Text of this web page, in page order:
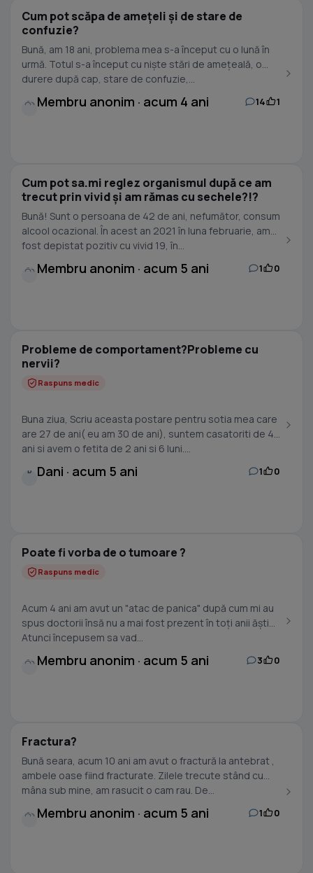
Cum pot scăpa de amețeli și de stare de
confuzie?
Bună, am 18 ani, problema mea s-a început cu o lună în
urmă. Totul s-a început cu niște stări de amețeală, o
durere după cap, stare de confuzie,...
Membru anonim · acum 4 ani 14 1
Cum pot sa.mi reglez organismul după ce am
trecut prin vivid și am rămas cu sechele?!?
Bună! Sunt o persoana de 42 de ani, nefumător, consum
alcool ocazional. În acest an 2021 în luna februarie, am
fost depistat pozitiv cu vivid 19, în...
Membru anonim · acum 5 ani 1 0
Probleme de comportament?Probleme cu
nervii?
Raspuns medic
Buna ziua, Scriu aceasta postare pentru sotia mea care
are 27 de ani( eu am 30 de ani), suntem casatoriti de 4
ani si avem o fetita de 2 ani si 6 luni....
D Dani · acum 5 ani 1 0
Poate fi vorba de o tumoare ?
Raspuns medic
Acum 4 ani am avut un "atac de panica" după cum mi au
spus doctorii însă nu a mai fost prezent în toți anii ăștia.
Atunci începusem sa vad...
Membru anonim · acum 5 ani 3 0
Fractura?
Bună seara, acum 10 ani am avut o fractură la antebrat ,
ambele oase fiind fracturate. Zilele trecute stând cu
mâna sub mine, am rasucit o cam rau. De...
Membru anonim · acum 5 ani 1 0